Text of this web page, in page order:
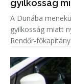
gyilkosság
A Dunába
gyilkosság miatt
Rendőr-